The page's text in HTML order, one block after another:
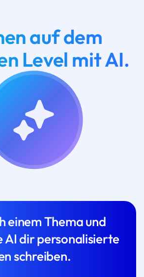
auf dem
Level mit AI.
einem Thema und
AI dir personalisierte
schreiben.